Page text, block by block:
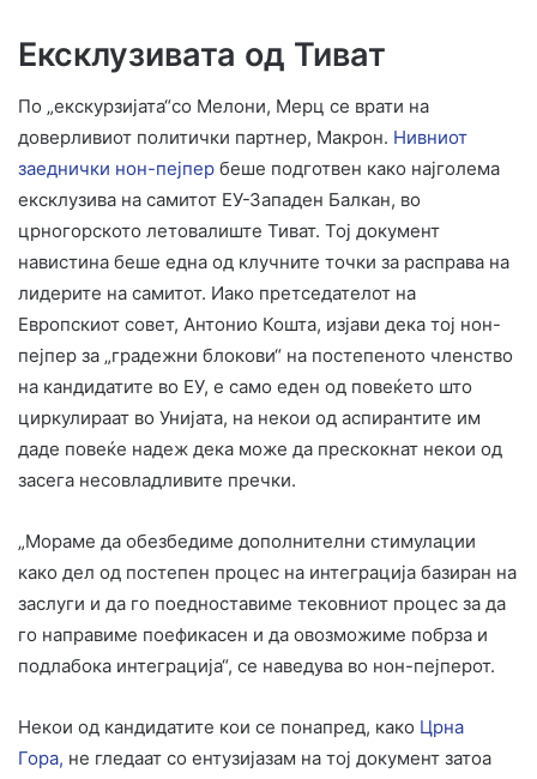
Ексклузивата од Тиват
По „екскурзијата“со Мелони, Мерц се врати на
доверливиот политички партнер, Макрон. Нивниот
заеднички нон-пејпер беше подготвен како најголема
ексклузива на самитот ЕУ-Западен Балкан, во
црногорското летовалиште Тиват. Тој документ
навистина беше една од клучните точки за расправа на
лидерите на самитот. Иако претседателот на
Европскиот совет, Антонио Кошта, изјави дека тој нон-
пејпер за „градежни блокови“ на постепеното членство
на кандидатите во ЕУ, е само еден од повеќето што
циркулираат во Унијата, на некои од аспирантите им
даде повеќе надеж дека може да прескокнат некои од
засега несовладливите пречки.
„Мораме да обезбедиме дополнителни стимулации
како дел од постепен процес на интеграција базиран на
заслуги и да го поедноставиме тековниот процес за да
го направиме поефикасен и да овозможиме побрза и
подлабока интеграција“, се наведува во нон-пејперот.
Некои од кандидатите кои се понапред, како Црна
Гора, не гледаат со ентузијазам на тој документ затоа